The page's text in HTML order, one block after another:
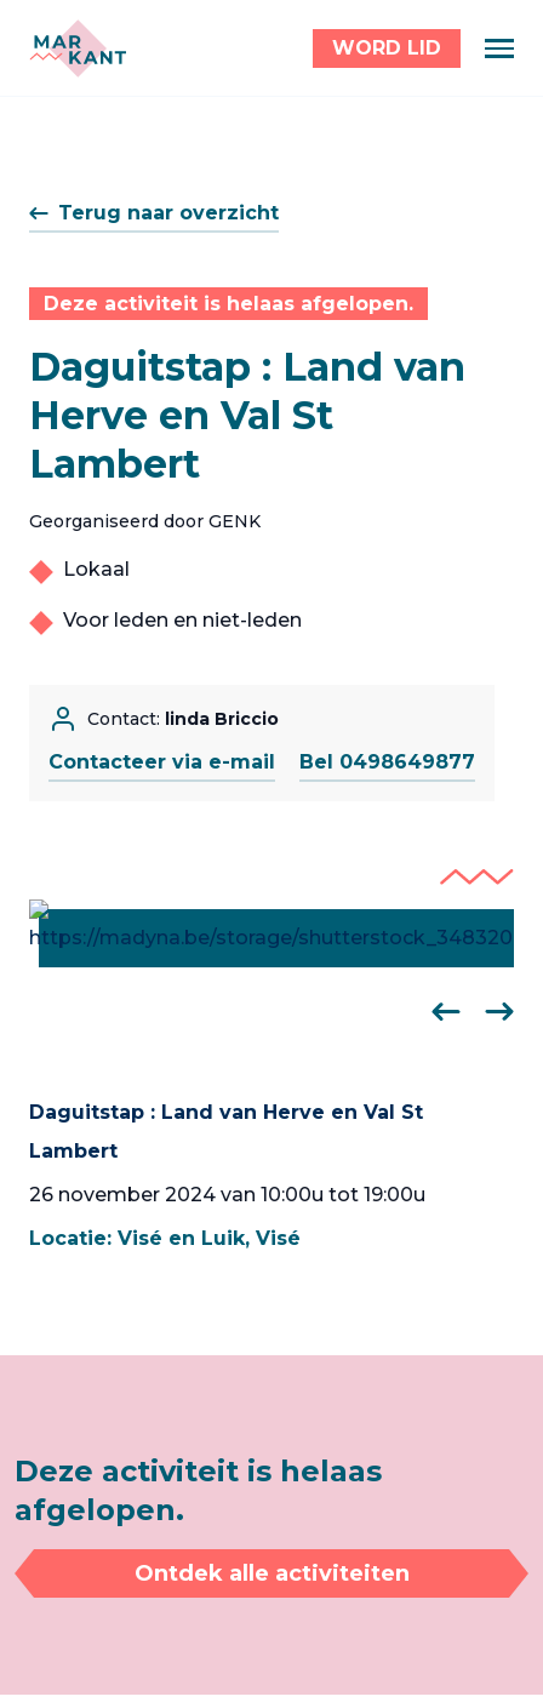
WORD LID
Terug naar overzicht
Deze activiteit is helaas afgelopen.
Daguitstap : Land van
Herve en Val St
Lambert
Georganiseerd door GENK
Lokaal
Voor leden en niet-leden
Contact: linda Briccio
Contacteer via e-mail Bel 0498649877
Daguitstap : Land van Herve en Val St
Lambert
26 november 2024 van 10:00u tot 19:00u
Locatie: Visé en Luik, Visé
Deze activiteit is helaas
afgelopen.
Ontdek alle activiteiten